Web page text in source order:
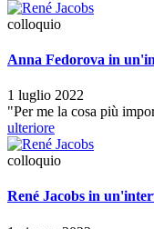
colloquio
Anna Fedorova in
1 luglio 2022
"Per me la cosa più
ulteriore
colloquio
René Jacobs in